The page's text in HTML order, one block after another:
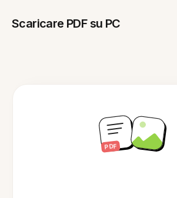
Scaricare PDF su PC